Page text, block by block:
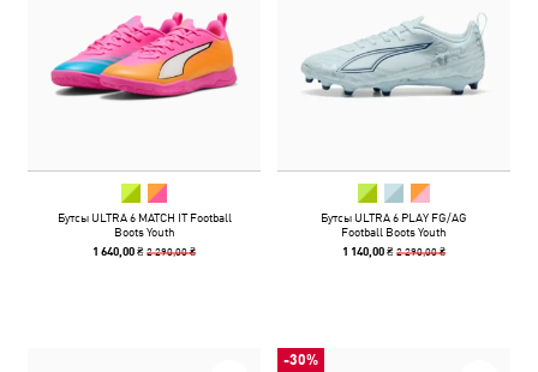
Бутсы ULTRA 6 MATCH IT Football
Boots Youth
1 640,00 ₴2 290,00 ₴
Бутсы ULTRA 6 PLAY FG/AG
Football Boots Youth
1 140,00 ₴2 290,00 ₴
-30%